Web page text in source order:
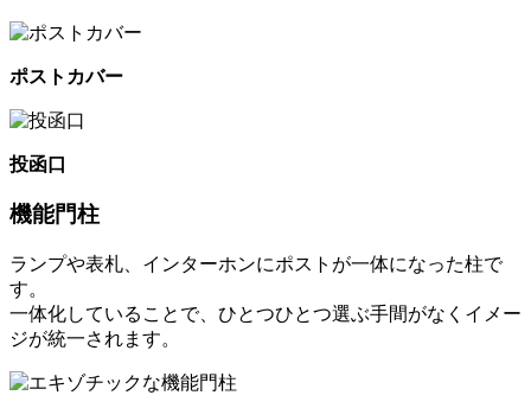
ポストカバー
投函口
機能門柱
ランプや表札、インターホンにポストが一体になった柱で
す。
一体化していることで、ひとつひとつ選ぶ手間がなくイメー
ジが統一されます。